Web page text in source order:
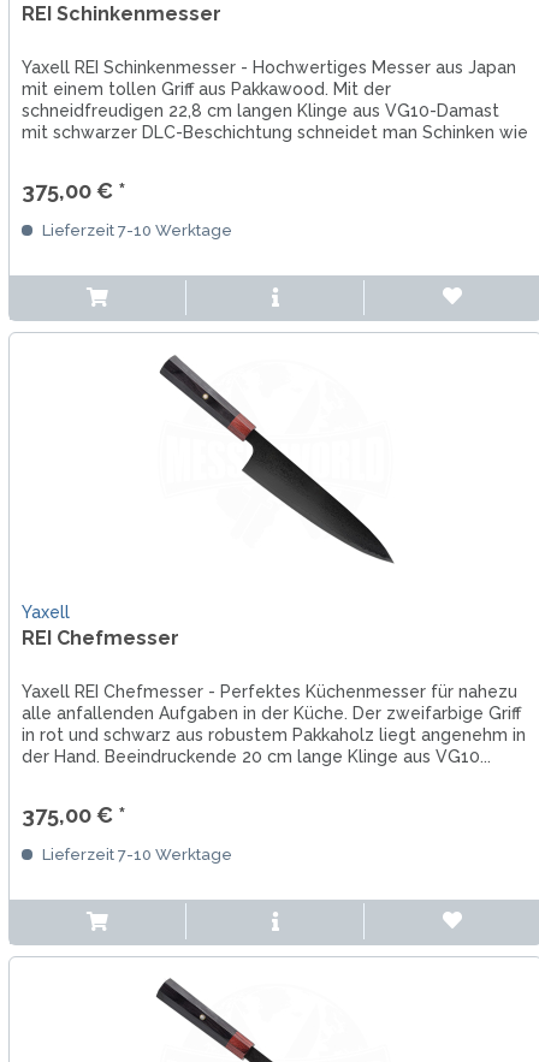
REI Schinkenmesser
Yaxell REI Schinkenmesser - Hochwertiges Messer aus Japan
mit einem tollen Griff aus Pakkawood. Mit der
schneidfreudigen 22,8 cm langen Klinge aus VG10-Damast
mit schwarzer DLC-Beschichtung schneidet man Schinken wie
375,00 € *
Lieferzeit 7-10 Werktage
Yaxell
REI Chefmesser
Yaxell REI Chefmesser - Perfektes Küchenmesser für nahezu
alle anfallenden Aufgaben in der Küche. Der zweifarbige Griff
in rot und schwarz aus robustem Pakkaholz liegt angenehm in
der Hand. Beeindruckende 20 cm lange Klinge aus VG10...
375,00 € *
Lieferzeit 7-10 Werktage